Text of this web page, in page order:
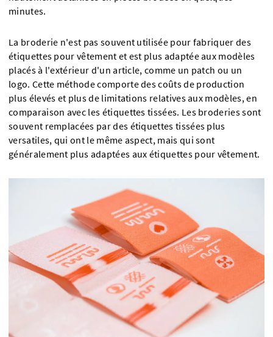
minutes.
La broderie n'est pas souvent utilisée pour fabriquer des
étiquettes pour vêtement et est plus adaptée aux modèles
placés à l'extérieur d'un article, comme un patch ou un
logo. Cette méthode comporte des coûts de production
plus élevés et plus de limitations relatives aux modèles, en
comparaison avec les étiquettes tissées. Les broderies sont
souvent remplacées par des étiquettes tissées plus
versatiles, qui ont le même aspect, mais qui sont
généralement plus adaptées aux étiquettes pour vêtement.